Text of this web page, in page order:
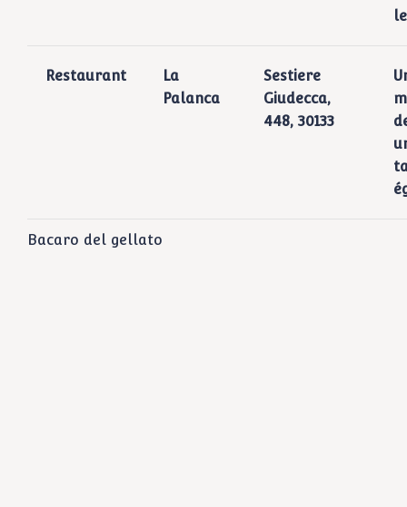
Restaurant
La
Palanca
Sestiere
Giudecca,
448, 30133
Bacaro del gellato